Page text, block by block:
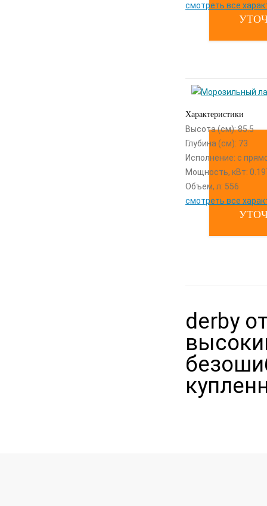
смотреть все
Характеристики
Высота (см): 85.5
Глубина (см): 73
Исполнение: с
Мощность, кВт:
Объем, л: 556
смотреть все
derby